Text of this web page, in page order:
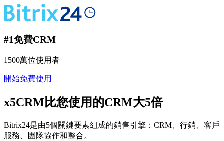
#1免費CRM
1500萬位使用者
開始免費使用
x5CRM 比您使用的CRM大5倍
Bitrix24是由5個關鍵要素組成的銷售引擎： CRM、行銷、客戶
服務、團隊協作和整合。